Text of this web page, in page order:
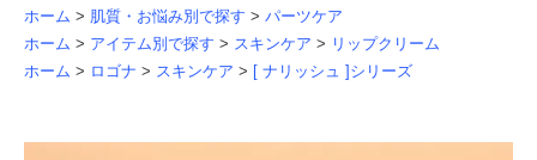
ホーム > 肌質・お悩み別で探す > パーツケア
ホーム > アイテム別で探す > スキンケア > リップクリーム
ホーム > ロゴナ > スキンケア > [ ナリッシュ ]シリーズ